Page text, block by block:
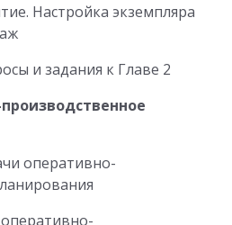
Настройка экземпляра
и задания к Главе 2
оперативно-